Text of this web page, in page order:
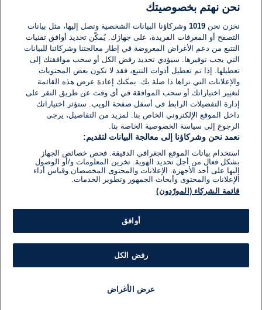
لا توجد تعليقات مكتوبة حتى الآن. كن الأول!
اكتب تعليقًا جديدًا ...
نحن نهتم بخصوصيتك
نخزن نحن1019 وشركاؤنا البيانات الشخصية ونصل إليها، مثل بيانات
التصفح أو المعرفات الفريدة، على جهازك. يُمكّن تحديد أوافق تقنيات
التتبع من دعم الأغراض المعروضة في إطار معالجتنا وشركائنا للبيانات
التي يجب توفيرها. سيؤدي تحديد رفض الكل أو سحب موافقتك إلى
تعطيلها. إذا تم تعطيل أدوات التتبع، فقد لا تكون بعض المحتويات
والإعلانات التي تراها ذا صلة بك. يمكنك إعادة عرض هذه القائمة
لتغيير اختياراتك أو سحب الموافقة في أي وقت عن طريق النقر على
إدارة التفضيلات الرابط في أسفل صفحة الويب. ستؤثر اختياراتك
داخل الموقع الإلكتروني الخاص بنا. لمزيد من التفاصيل، يرجى
الرجوع إلى سياسة الخصوصية الخاصة بنا.
نعمد نحن وشركاؤنا إلى معالجة البيانات لتقديم:
استخدام بيانات الموقع الجغرافي الدقيقة. فحص خصائص الجهاز
بشكل فعال من أجل تحديد الهوية. تخزين المعلومات و/أو الوصول
إليها على أحد الأجهزة. الإعلانات والمحتوى المخصصان وقياس أداء
الإعلانات والمحتوى وأبحاث الجمهور وتطوير الخدمات.
قائمة الشركاء (المورّدون)
أوافق
رفض الكل
عرض الأغراض